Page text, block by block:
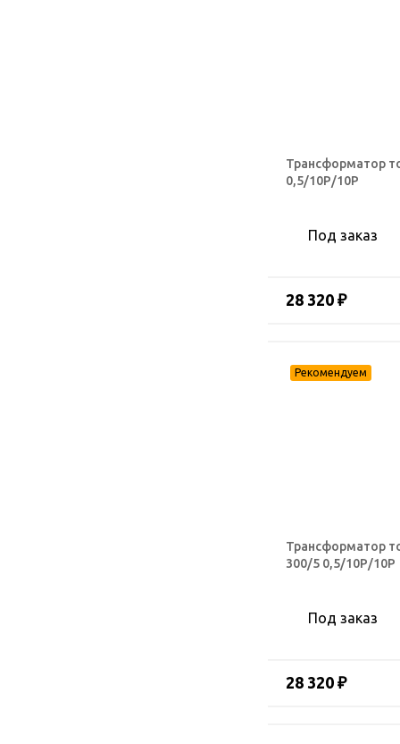
Трансформатор
0,5/10Р/10Р
Под заказ
28 320 ₽
Трансформатор
300/5 0,5/10Р/10Р
Под заказ
28 320 ₽